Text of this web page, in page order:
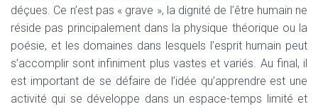
déçues. Ce n’est pas « grave », la dignité de l’être humain ne
réside pas principalement dans la physique théorique ou la
poésie, et les domaines dans lesquels l’esprit humain peut
s’accomplir sont infiniment plus vastes et variés. Au final, il
est important de se défaire de l’idée qu’apprendre est une
activité qui se développe dans un espace-temps limité et